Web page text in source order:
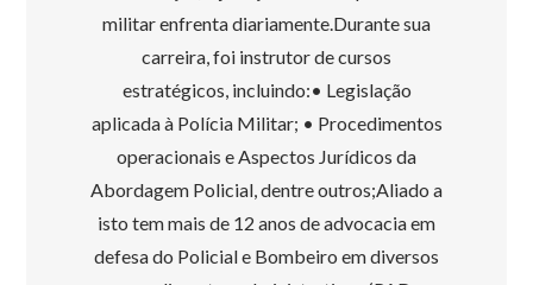
militar enfrenta diariamente.Durante sua
carreira, foi instrutor de cursos
estratégicos, incluindo:• Legislação
aplicada à Polícia Militar; • Procedimentos
operacionais e Aspectos Jurídicos da
Abordagem Policial, dentre outros;Aliado a
isto tem mais de 12 anos de advocacia em
defesa do Policial e Bombeiro em diversos